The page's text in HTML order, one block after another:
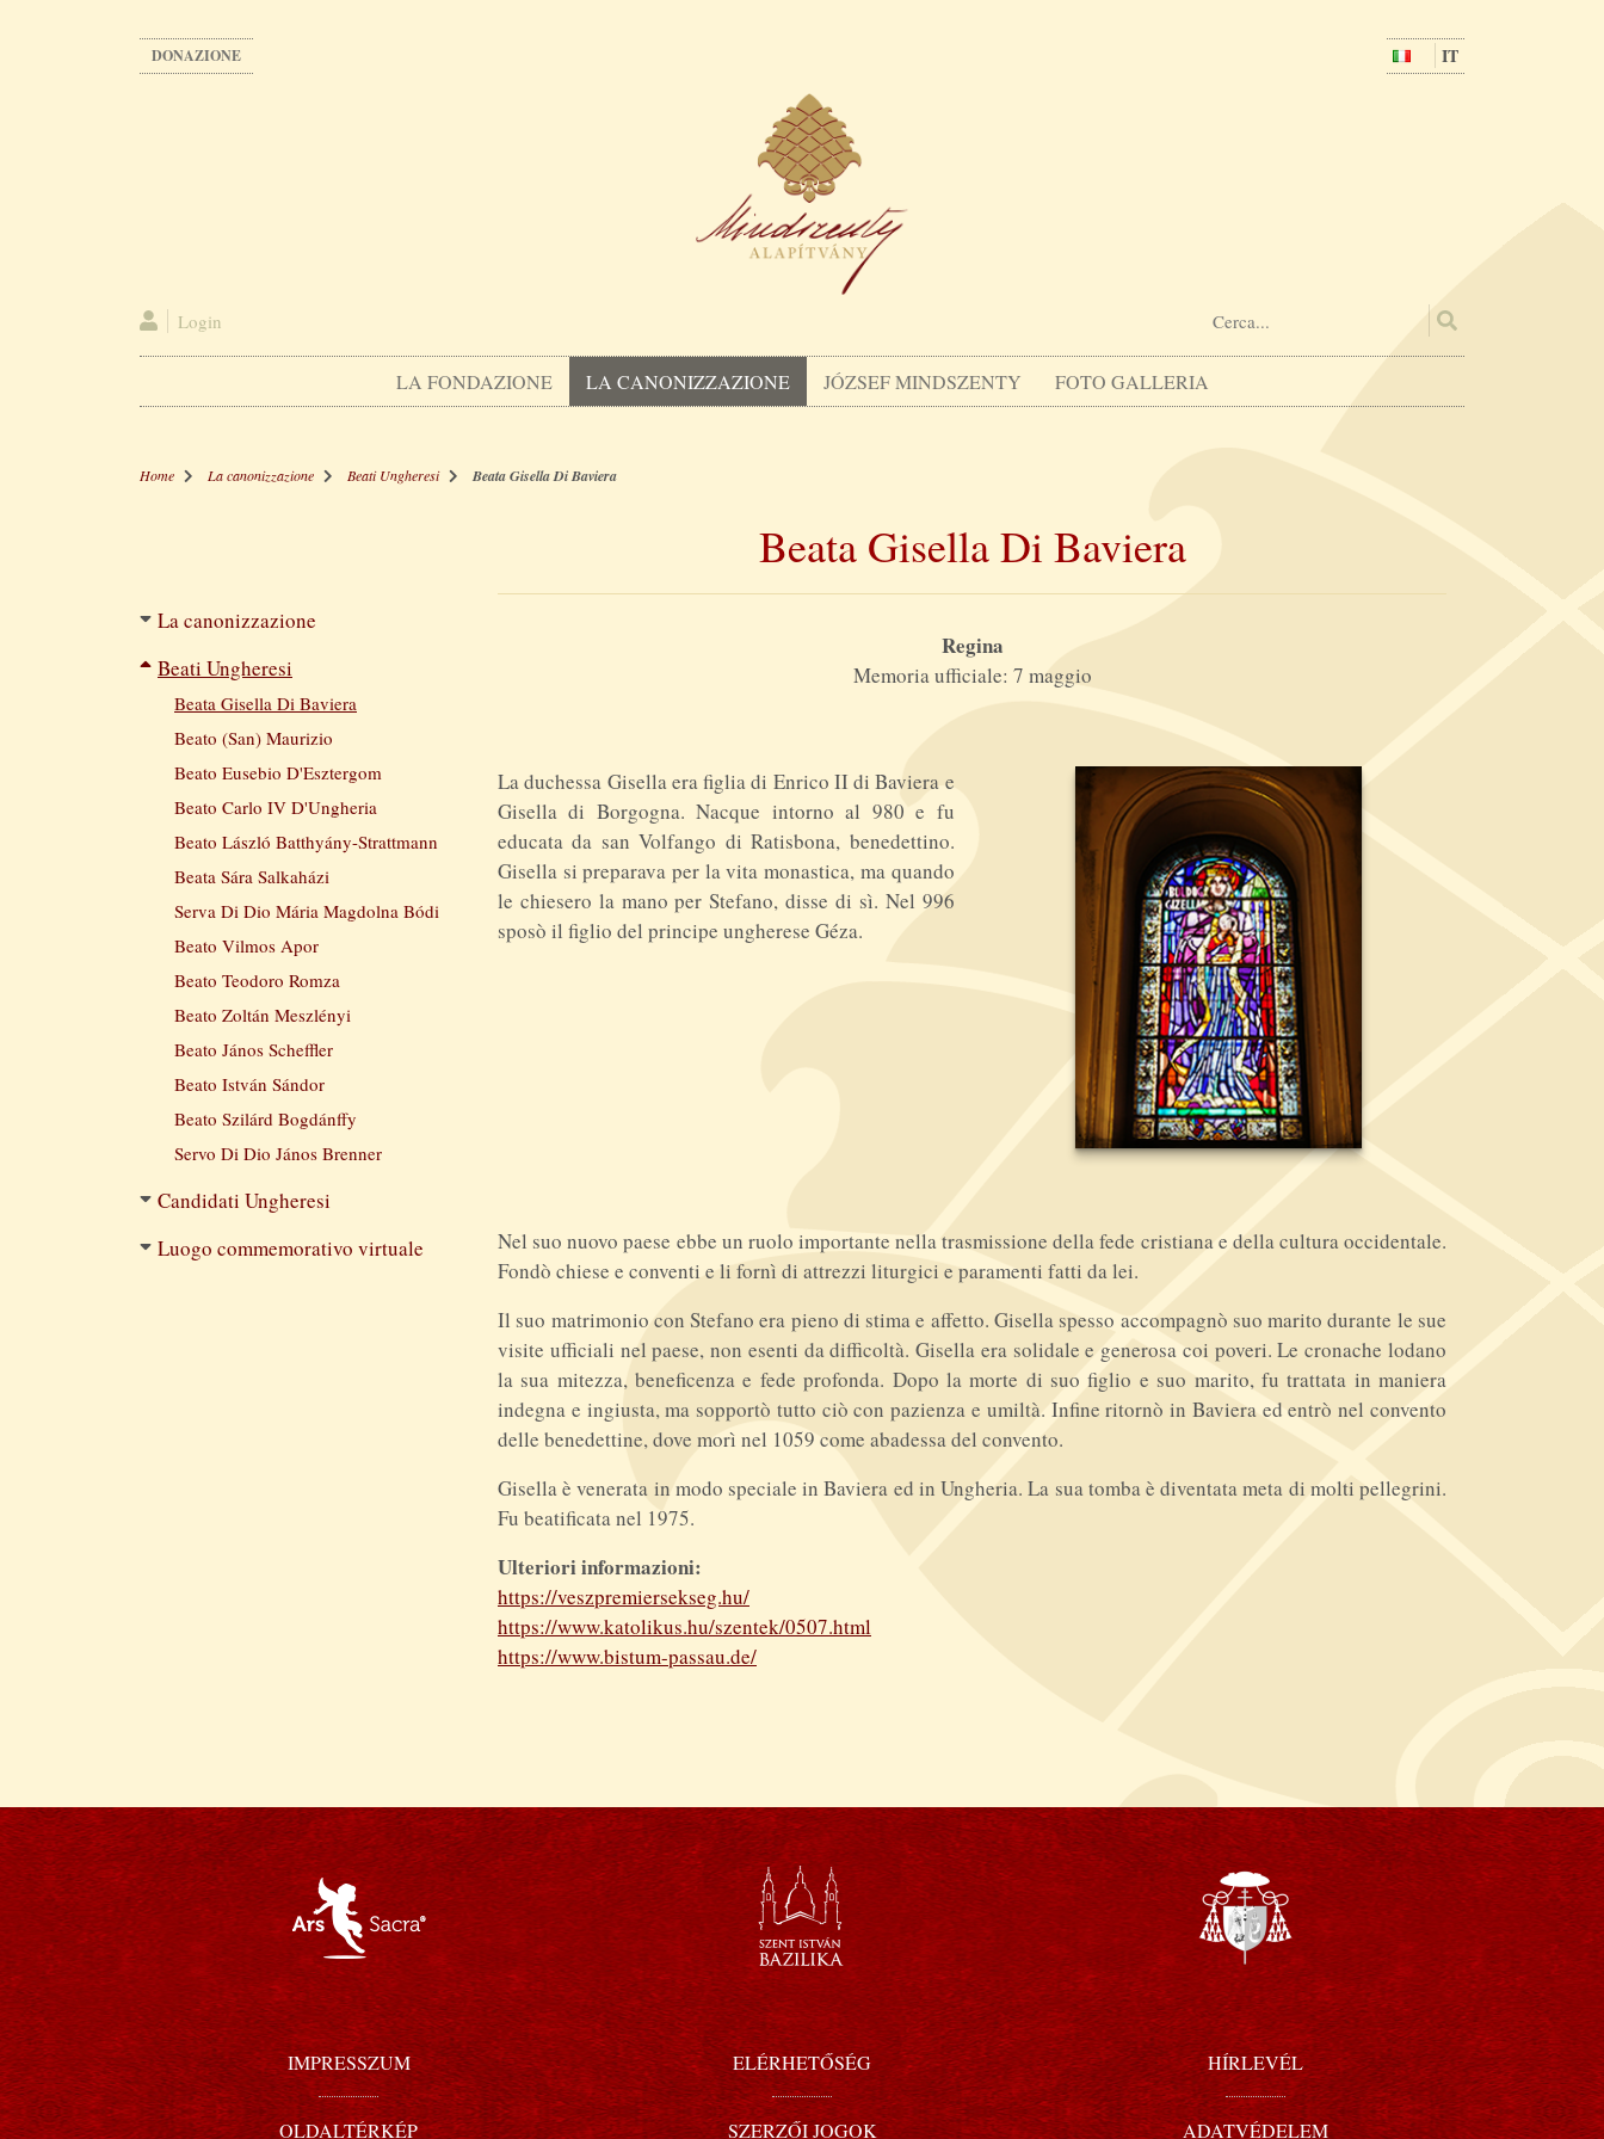
DONAZIONE IT
Login
LA FONDAZIONE LA CANONIZZAZIONE JÓZSEF MINDSZENTY FOTO GALLERIA
Home La canonizzazione Beati Ungheresi Beata Gisella Di Baviera
Filtered
navigation
La canonizzazione
Beati Ungheresi
Beata Gisella Di Baviera
Beato (San) Maurizio
Beato Eusebio D'Esztergom
Beato Carlo IV D'Ungheria
Beato László Batthyány-Strattmann
Beata Sára Salkaházi
Serva Di Dio Mária Magdolna Bódi
Beato Vilmos Apor
Beato Teodoro Romza
Beato Zoltán Meszlényi
Beato János Scheffler
Beato István Sándor
Beato Szilárd Bogdánffy
Servo Di Dio János Brenner
Candidati Ungheresi
Luogo commemorativo virtuale
Beata Gisella Di Baviera
Regina
Memoria ufficiale: 7 maggio
La duchessa Gisella era figlia di Enrico II di Baviera e
Gisella di Borgogna. Nacque intorno al 980 e fu
educata da san Volfango di Ratisbona, benedettino.
Gisella si preparava per la vita monastica, ma quando
le chiesero la mano per Stefano, disse di sì. Nel 996
sposò il figlio del principe ungherese Géza.
Nel suo nuovo paese ebbe un ruolo importante nella trasmissione della fede cristiana e della cultura occidentale.
Fondò chiese e conventi e li fornì di attrezzi liturgici e paramenti fatti da lei.
Il suo matrimonio con Stefano era pieno di stima e affetto. Gisella spesso accompagnò suo marito durante le sue
visite ufficiali nel paese, non esenti da difficoltà. Gisella era solidale e generosa coi poveri. Le cronache lodano
la sua mitezza, beneficenza e fede profonda. Dopo la morte di suo figlio e suo marito, fu trattata in maniera
indegna e ingiusta, ma sopportò tutto ciò con pazienza e umiltà. Infine ritornò in Baviera ed entrò nel convento
delle benedettine, dove morì nel 1059 come abadessa del convento.
Gisella è venerata in modo speciale in Baviera ed in Ungheria. La sua tomba è diventata meta di molti pellegrini.
Fu beatificata nel 1975.
Ulteriori informazioni:
https://veszpremiersekseg.hu/
https://www.katolikus.hu/szentek/0507.html
https://www.bistum-passau.de/
IMPRESSZUM ELÉRHETŐSÉG HÍRLEVÉL
OLDALTÉRKÉP SZERZŐI JOGOK ADATVÉDELEM